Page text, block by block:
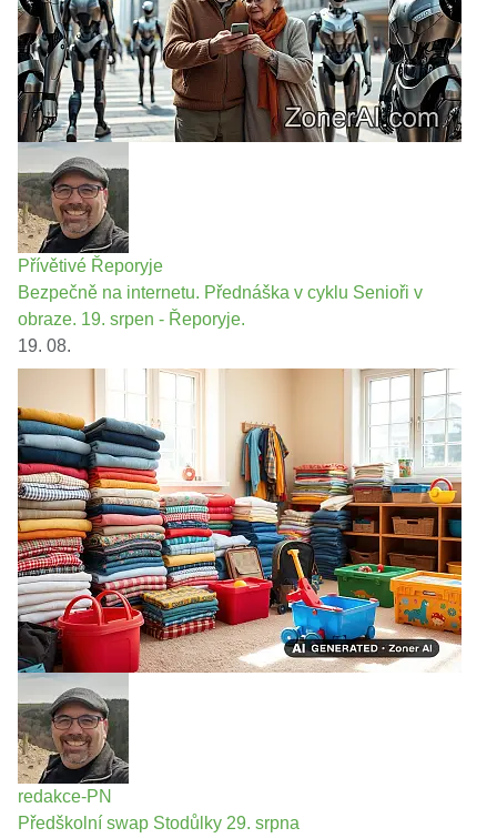
Přívětivé Řeporyje
Bezpečně na internetu. Přednáška v cyklu Senioři v
obraze. 19. srpen - Řeporyje.
19. 08.
redakce-PN
Předškolní swap Stodůlky 29. srpna